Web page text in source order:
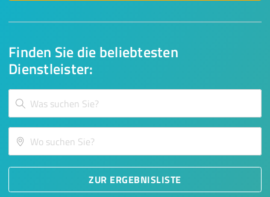
Finden Sie die beliebtesten
Dienstleister:
ZUR ERGEBNISLISTE